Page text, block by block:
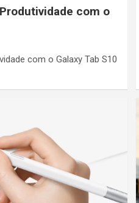
com o
com o Galaxy Tab S10